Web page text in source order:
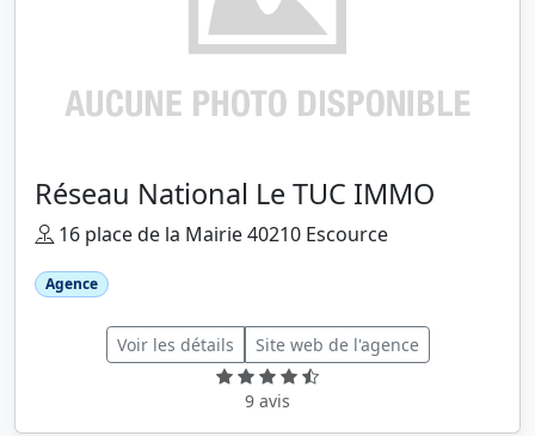
Réseau National Le TUC IMMO
16 place de la Mairie 40210 Escource
Agence
Voir les détails Site web de l'agence
9 avis